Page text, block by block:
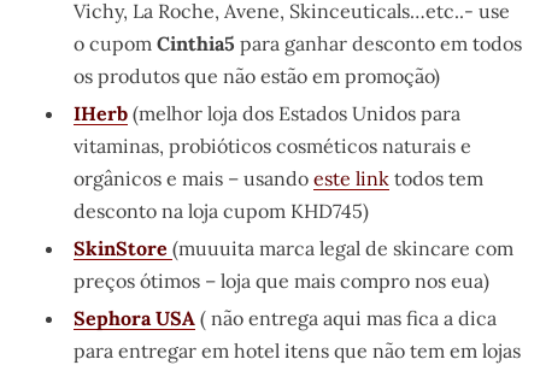
Vichy, La Roche, Avene, Skinceuticals…etc..- use
o cupom Cinthia5 para ganhar desconto em todos
os produtos que não estão em promoção)
IHerb (melhor loja dos Estados Unidos para
vitaminas, probióticos cosméticos naturais e
orgânicos e mais – usando este link todos tem
desconto na loja cupom KHD745)
SkinStore (muuuita marca legal de skincare com
preços ótimos – loja que mais compro nos eua)
Sephora USA ( não entrega aqui mas fica a dica
para entregar em hotel itens que não tem em lojas